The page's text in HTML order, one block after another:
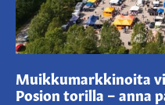
Muikkumarkkinoita
Posion torilla – anna